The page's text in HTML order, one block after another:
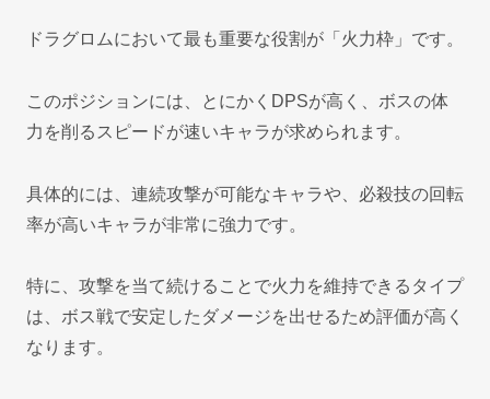
ドラグロムにおいて最も重要な役割が「火力枠」です。
このポジションには、とにかくDPSが高く、ボスの体
力を削るスピードが速いキャラが求められます。
具体的には、連続攻撃が可能なキャラや、必殺技の回転
率が高いキャラが非常に強力です。
特に、攻撃を当て続けることで火力を維持できるタイプ
は、ボス戦で安定したダメージを出せるため評価が高く
なります。